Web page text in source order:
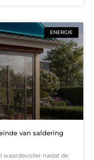
ENERGIE
van saldering
waardevoller nadat de